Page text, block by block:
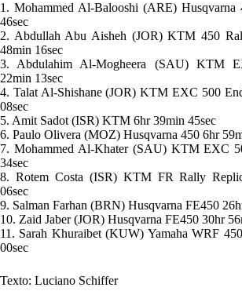
1. Mohammed Al-Balooshi (ARE) Husqvarna
46sec
2. Abdullah Abu Aisheh (JOR) KTM 450
48min 16sec
3. Abdulahim Al-Mogheera (SAU) KTM
22min 13sec
4. Talat Al-Shishane (JOR) KTM EXC 500
08sec
5. Amit Sadot (ISR) KTM 6hr 39min 45sec
6. Paulo Olivera (MOZ) Husqvarna 450 6hr
7. Mohammed Al-Khater (SAU) KTM EXC
34sec
8. Rotem Costa (ISR) KTM FR Rally
06sec
9. Salman Farhan (BRN) Husqvarna FE450
10. Zaid Jaber (JOR) Husqvarna FE450 30hr
11. Sarah Khuraibet (KUW) Yamaha WRF
00sec
Texto: Luciano Schiffer